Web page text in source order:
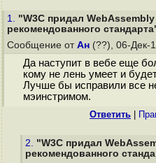
1. "W3C придал WebAssembly
рекомендованного
Сообщение от Ан (??), 06-Дек-
Да наступит в вебе еще
кому не лень умеет и
Лучше бы исправили все
мэинстримом.
Ответить
2. "W3C придал
рекомендованного